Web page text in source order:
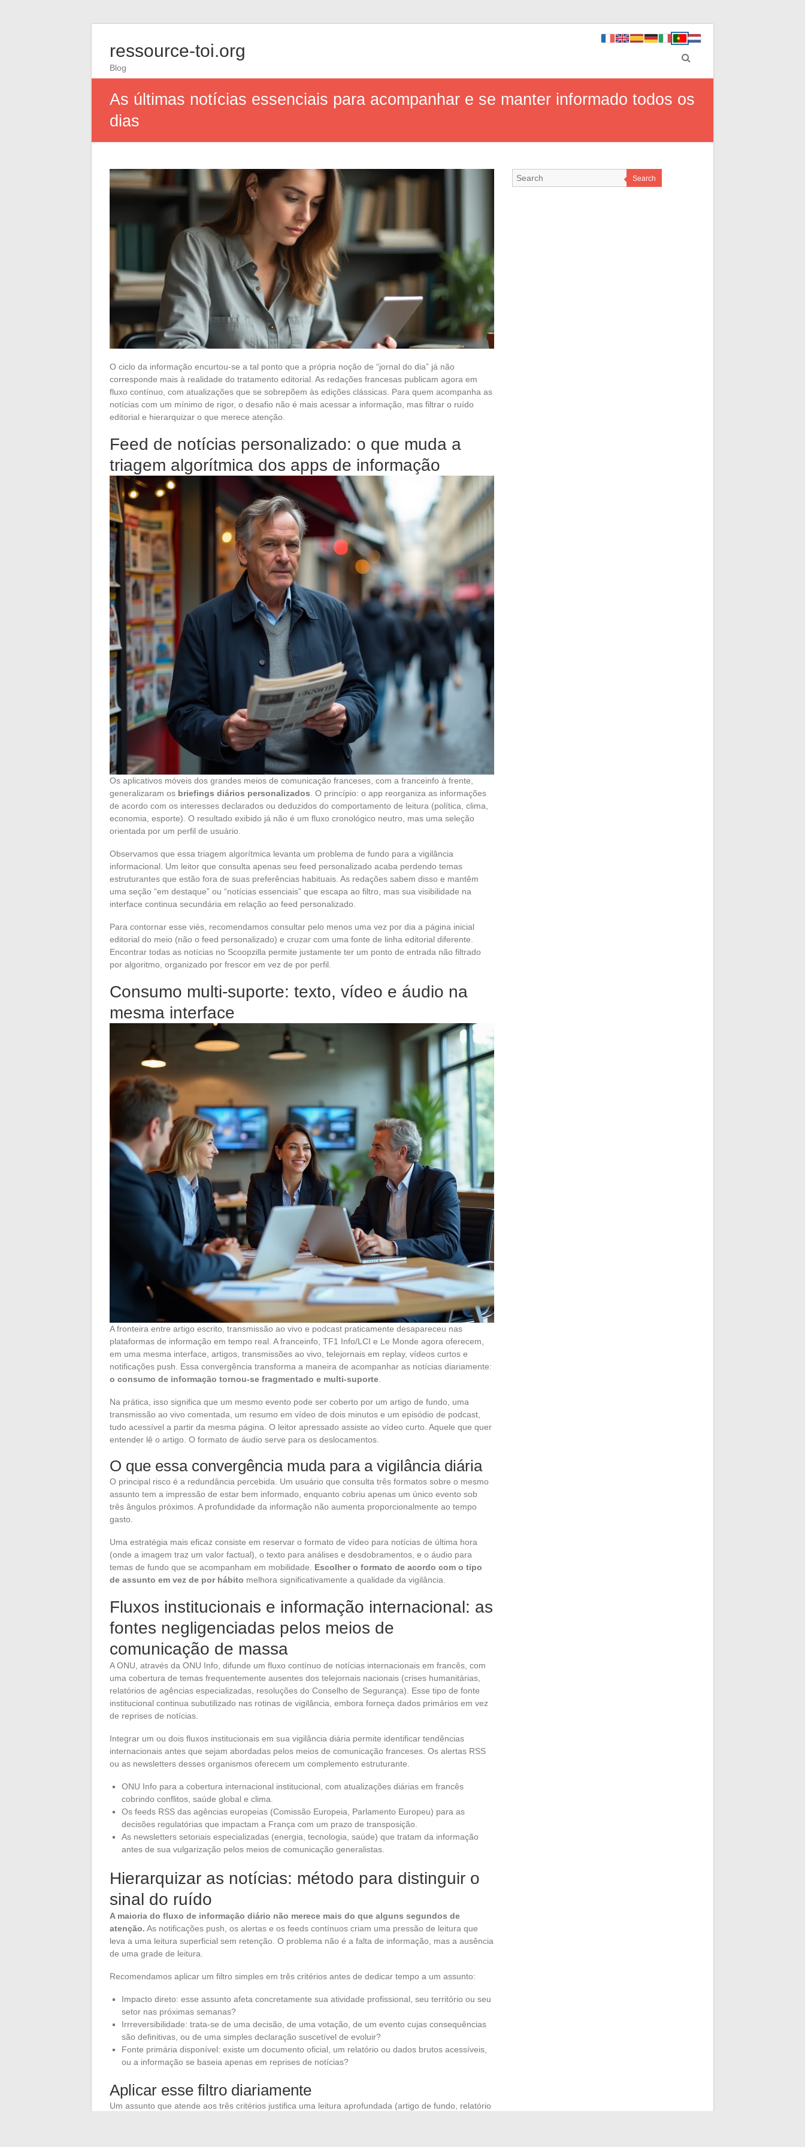
ressource-toi.org
Blog
As últimas notícias essenciais para acompanhar e se manter informado todos os
dias
O ciclo da informação encurtou-se a tal ponto que a própria noção de “jornal do dia” já não
corresponde mais à realidade do tratamento editorial. As redações francesas publicam agora em
fluxo contínuo, com atualizações que se sobrepõem às edições clássicas. Para quem acompanha as
notícias com um mínimo de rigor, o desafio não é mais acessar a informação, mas filtrar o ruído
editorial e hierarquizar o que merece atenção.
Feed de notícias personalizado: o que muda a
triagem algorítmica dos apps de informação
Os aplicativos móveis dos grandes meios de comunicação franceses, com a franceinfo à frente,
generalizaram os briefings diários personalizados. O princípio: o app reorganiza as informações
de acordo com os interesses declarados ou deduzidos do comportamento de leitura (política, clima,
economia, esporte). O resultado exibido já não é um fluxo cronológico neutro, mas uma seleção
orientada por um perfil de usuário.
Observamos que essa triagem algorítmica levanta um problema de fundo para a vigilância
informacional. Um leitor que consulta apenas seu feed personalizado acaba perdendo temas
estruturantes que estão fora de suas preferências habituais. As redações sabem disso e mantêm
uma seção “em destaque” ou “notícias essenciais” que escapa ao filtro, mas sua visibilidade na
interface continua secundária em relação ao feed personalizado.
Para contornar esse viés, recomendamos consultar pelo menos uma vez por dia a página inicial
editorial do meio (não o feed personalizado) e cruzar com uma fonte de linha editorial diferente.
Encontrar todas as notícias no Scoopzilla permite justamente ter um ponto de entrada não filtrado
por algoritmo, organizado por frescor em vez de por perfil.
Consumo multi-suporte: texto, vídeo e áudio na
mesma interface
A fronteira entre artigo escrito, transmissão ao vivo e podcast praticamente desapareceu nas
plataformas de informação em tempo real. A franceinfo, TF1 Info/LCI e Le Monde agora oferecem,
em uma mesma interface, artigos, transmissões ao vivo, telejornais em replay, vídeos curtos e
notificações push. Essa convergência transforma a maneira de acompanhar as notícias diariamente:
o consumo de informação tornou-se fragmentado e multi-suporte
Na prática, isso significa que um mesmo evento pode ser coberto por um artigo de fundo, uma
transmissão ao vivo comentada, um resumo em vídeo de dois minutos e um episódio de podcast,
tudo acessível a partir da mesma página. O leitor apressado assiste ao vídeo curto. Aquele que quer
entender lê o artigo. O formato de áudio serve para os deslocamentos.
O que essa convergência muda para a vigilância diária
O principal risco é a redundância percebida. Um usuário que consulta três formatos sobre o mesmo
assunto tem a impressão de estar bem informado, enquanto cobriu apenas um único evento sob
três ângulos próximos. A profundidade da informação não aumenta proporcionalmente ao tempo
gasto.
Uma estratégia mais eficaz consiste em reservar o formato de vídeo para notícias de última hora
(onde a imagem traz um valor factual), o texto para análises e desdobramentos, e o áudio para
temas de fundo que se acompanham em mobilidade. Escolher o formato de acordo com o tipo
de assunto em vez de por hábito melhora significativamente a qualidade da vigilância.
Fluxos institucionais e informação internacional: as
fontes negligenciadas pelos meios de
comunicação de massa
A ONU, através da ONU Info, difunde um fluxo contínuo de notícias internacionais em francês, com
uma cobertura de temas frequentemente ausentes dos telejornais nacionais (crises humanitárias,
relatórios de agências especializadas, resoluções do Conselho de Segurança). Esse tipo de fonte
institucional continua subutilizado nas rotinas de vigilância, embora forneça dados primários em vez
de reprises de notícias.
Integrar um ou dois fluxos institucionais em sua vigilância diária permite identificar tendências
internacionais antes que sejam abordadas pelos meios de comunicação franceses. Os alertas RSS
ou as newsletters desses organismos oferecem um complemento estruturante.
ONU Info para a cobertura internacional institucional, com atualizações diárias em francês
cobrindo conflitos, saúde global e clima.
Os feeds RSS das agências europeias (Comissão Europeia, Parlamento Europeu) para as
decisões regulatórias que impactam a França com um prazo de transposição.
As newsletters setoriais especializadas (energia, tecnologia, saúde) que tratam da informação
antes de sua vulgarização pelos meios de comunicação generalistas.
Hierarquizar as notícias: método para distinguir o
sinal do ruído
A maioria do fluxo de informação diário não merece mais do que alguns segundos de
atenção. As notificações push, os alertas e os feeds contínuos criam uma pressão de leitura que
leva a uma leitura superficial sem retenção. O problema não é a falta de informação, mas a ausência
de uma grade de leitura.
Recomendamos aplicar um filtro simples em três critérios antes de dedicar tempo a um assunto:
Impacto direto: esse assunto afeta concretamente sua atividade profissional, seu território ou seu
setor nas próximas semanas?
Irrreversibilidade: trata-se de uma decisão, de uma votação, de um evento cujas consequências
são definitivas, ou de uma simples declaração suscetível de evoluir?
Fonte primária disponível: existe um documento oficial, um relatório ou dados brutos acessíveis,
ou a informação se baseia apenas em reprises de notícias?
Aplicar esse filtro diariamente
Um assunto que atende aos três critérios justifica uma leitura aprofundada (artigo de fundo, relatório
Search